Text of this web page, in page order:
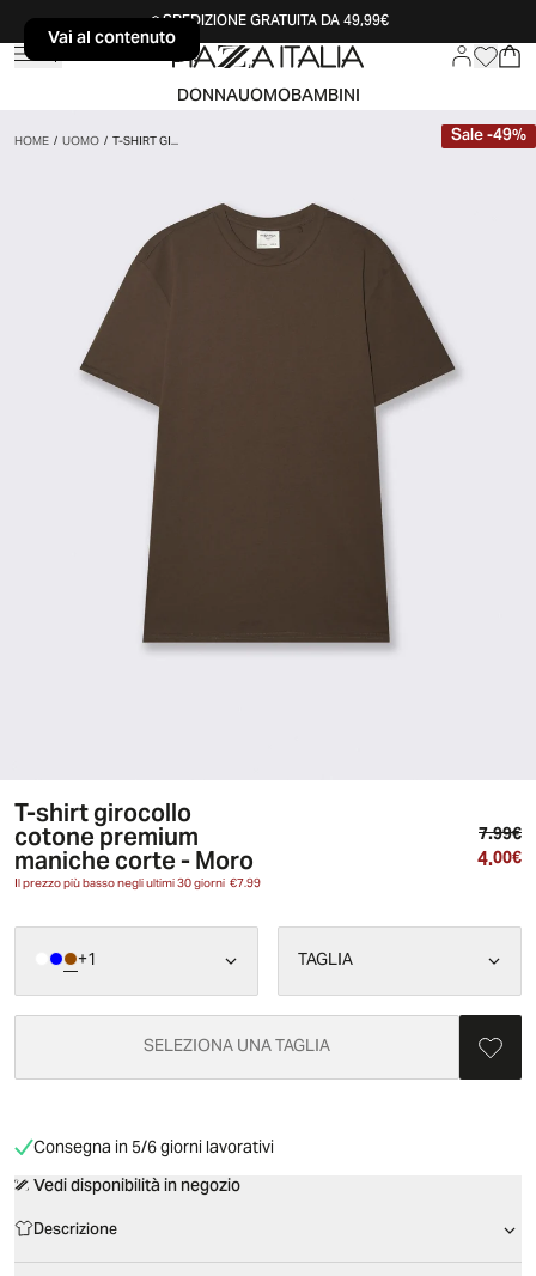
Vai al contenutoSPEDIZIONE GRATUITA DA 49,99€
DONNAUOMOBAMBINI
HOME/UOMO/T-SHIRT GI... Sale-49%
T-shirt girocollo
cotone premium
maniche corte - Moro
Il prezzo più basso negli ultimi 30 giorni€7.99
7.99€
4.00€
+1 TAGLIA
SELEZIONA UNA TAGLIA
Consegna in 5/6 giorni lavorativi
Vedi disponibilità in negozio
Descrizione
Vai al contenuto